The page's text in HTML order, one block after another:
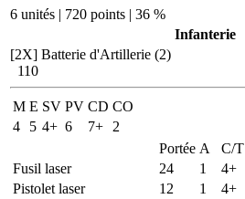
6 unités | 720 points | 36 %
Infanterie
[2X] Batterie d'Artillerie (2)
110
M E SV PV CD CO
4
5 4+ 6 7+
2
Portée A C/T
Fusil laser
24 1 4+
Pistolet laser
12 1 4+